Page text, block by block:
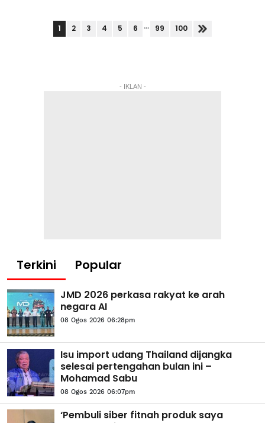
tahun sehingga...
1 2 3 4 5 6 ... 99 100
- IKLAN -
Terkini Popular
JMD 2026 perkasa rakyat ke arah
negara AI
08 Ogos 2026 06:28pm
Isu import udang Thailand dijangka
selesai pertengahan bulan ini –
Mohamad Sabu
08 Ogos 2026 06:07pm
‘Pembuli siber fitnah produk saya